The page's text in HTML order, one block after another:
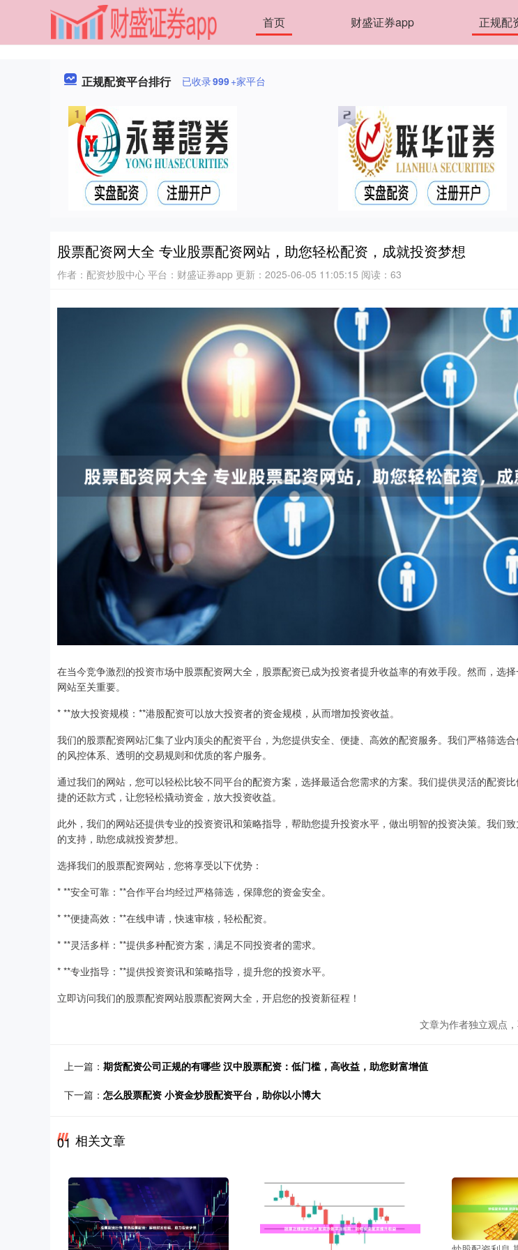
首页 财盛证券app 正规配
正规配资平台排行 已收录999+家平台
股票配资网大全 专业股票配资网站，助您轻松配资，成就投资梦想
作者：配资炒股中心 平台：财盛证券app 更新：2025-06-05 11:05:15 阅读：63
在当今竞争激烈的投资市场中股票配资网大全，股票配资已成为投资者提升收益率的有效手段。然而，选
网站至关重要。
* **放大投资规模：**港股配资可以放大投资者的资金规模，从而增加投资收益。
我们的股票配资网站汇集了业内顶尖的配资平台，为您提供安全、便捷、高效的配资服务。我们严格筛选
的风控体系、透明的交易规则和优质的客户服务。
通过我们的网站，您可以轻松比较不同平台的配资方案，选择最适合您需求的方案。我们提供灵活的配资
捷的还款方式，让您轻松撬动资金，放大投资收益。
此外，我们的网站还提供专业的投资资讯和策略指导，帮助您提升投资水平，做出明智的投资决策。我们
的支持，助您成就投资梦想。
选择我们的股票配资网站，您将享受以下优势：
* **安全可靠：**合作平台均经过严格筛选，保障您的资金安全。
* **便捷高效：**在线申请，快速审核，轻松配资。
* **灵活多样：**提供多种配资方案，满足不同投资者的需求。
* **专业指导：**提供投资资讯和策略指导，提升您的投资水平。
立即访问我们的股票配资网站股票配资网大全，开启您的投资新征程！
文章为作者独立观点
上一篇： 期货配资公司正规的有哪些 汉中股票配资：低门槛，高收益，助您财富增值
下一篇： 怎么股票配资 小资金炒股配资平台，助你以小博大
01 相关文章